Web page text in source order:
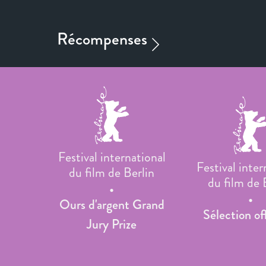
Festival international
du film de Berlin
Ours d'argent Grand
Jury Prize
Festival
du film de
Sélection